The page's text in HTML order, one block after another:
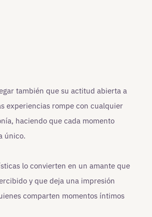
también que su actitud abierta a
experiencias rompe con cualquier
haciendo que cada momento
único.
lo convierten en un amante que
y que deja una impresión
comparten momentos íntimos